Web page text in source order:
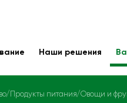
Наши решения
Продукты питания Овощи и